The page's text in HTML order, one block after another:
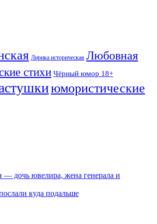
Лирика историческая Любовная
стихи Чёрный юмор 18+
юмористические
— дочь ювелира, жена генерала и
куда подальше